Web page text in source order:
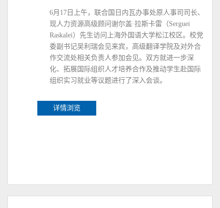
6月17日上午，联合国日内瓦办事处原人事司司长、
现人力资源高级顾问谢尔盖·拉斯卡雷（Serguei
Raskalei）先生访问上海外国语大学松江校区。校党
委副书记吴利瑞会见来宾，高级翻译学院及对外合
作交流处相关负责人参加会见。双方就进一步深
化、拓展国际组织人才培养合作及推动学生赴国际
组织实习就业等议题进行了深入会谈。
详情浏览